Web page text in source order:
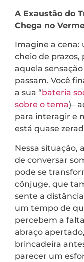
A Exaustão do
Chega no
Imagine a cena:
cheio de prazos,
aquela
passam. Você
a sua “bateria
sobre o tema)–
para interagir e
está quase
Nessa situação,
de conversar
pode se
cônjuge, que
sente a
um tempo de
percebem a
abraço
brincadeira
parecer um